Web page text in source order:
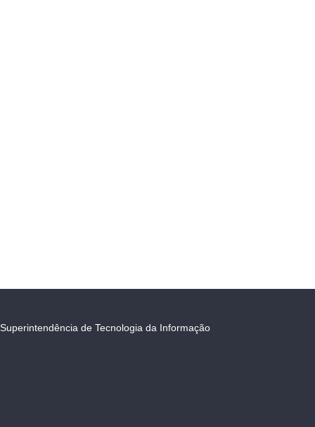
Superintendência de Tecnologia da Informação